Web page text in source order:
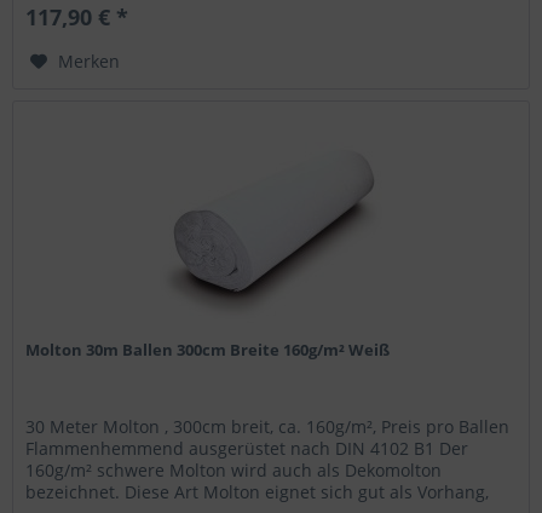
117,90 € *
Merken
Molton 30m Ballen 300cm Breite 160g/m² Weiß
30 Meter Molton , 300cm breit, ca. 160g/m², Preis pro Ballen
Flammenhemmend ausgerüstet nach DIN 4102 B1 Der
160g/m² schwere Molton wird auch als Dekomolton
bezeichnet. Diese Art Molton eignet sich gut als Vorhang,